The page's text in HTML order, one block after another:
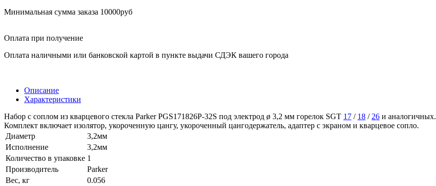
Минимальная сумма заказа 10000руб
Оплата при получение
Оплата наличными или банковской картой в пункте выдачи СДЭК вашего города
Описание
Характеристики
Набор с соплом из кварцевого стекла Parker PGS171826P-32S под электрод ø 3,2 мм горелок SGT 17 / 18 /26 и аналогичных.
Комплект включает изолятор, укороченную цангу, укороченный цангодержатель, адаптер с экраном и кварцевое сопло.
Диаметр
3,2мм
Исполнение
3,2мм
Количество в упаковке 1
Производитель
Parker
Вес, кг
0.056